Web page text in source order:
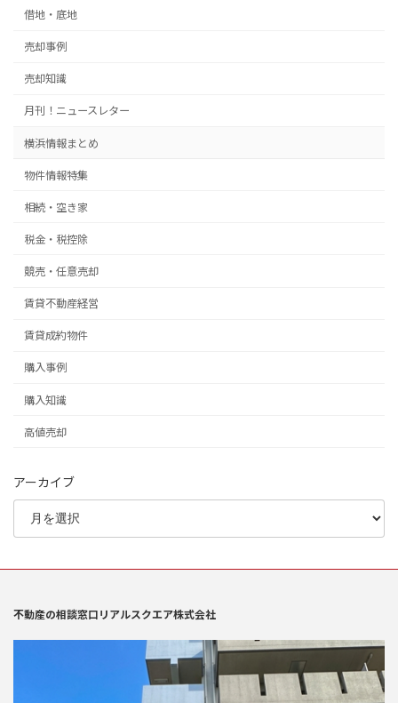
借地・底地
売却事例
売却知識
月刊！ニュースレター
横浜情報まとめ
物件情報特集
相続・空き家
税金・税控除
競売・任意売却
賃貸不動産経営
賃貸成約物件
購入事例
購入知識
高値売却
アーカイブ
不動産の相談窓口リアルスクエア株式会社